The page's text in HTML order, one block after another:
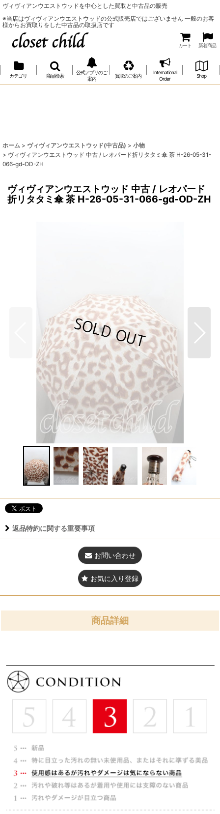
ヴィヴィアンウエストウッドを中心とした買取と中古品の販売
※当店はヴィヴィアンウエストウッドの公式販売店ではございません 一般のお客
様からお買取りをした中古品の取扱店です
カート 新着商品
カテゴリ 商品検索
公式アプリのご
案内
買取のご案内
International
Order
Shop
ホーム > ヴィヴィアンウエストウッド(中古品) > 小物
> ヴィヴィアンウエストウッド 中古 / レオパード折リタタミ傘 茶 H-26-05-31-
066-gd-OD-ZH
ヴィヴィアンウエストウッド 中古 / レオパード
折リタタミ傘 茶 H-26-05-31-066-gd-OD-ZH
返品特約に関する重要事項
お問い合わせ
お気に入り登録
商品詳細